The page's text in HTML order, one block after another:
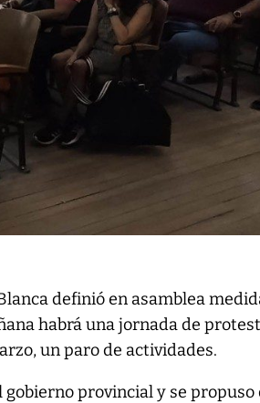
definió en asamblea
habrá una jornada de
un paro de actividades.
gobierno provincial y se propuso